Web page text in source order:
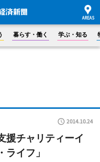
暮らす・働く 学ぶ・知る
2014.10.24
援チャリティーイ
イフ」